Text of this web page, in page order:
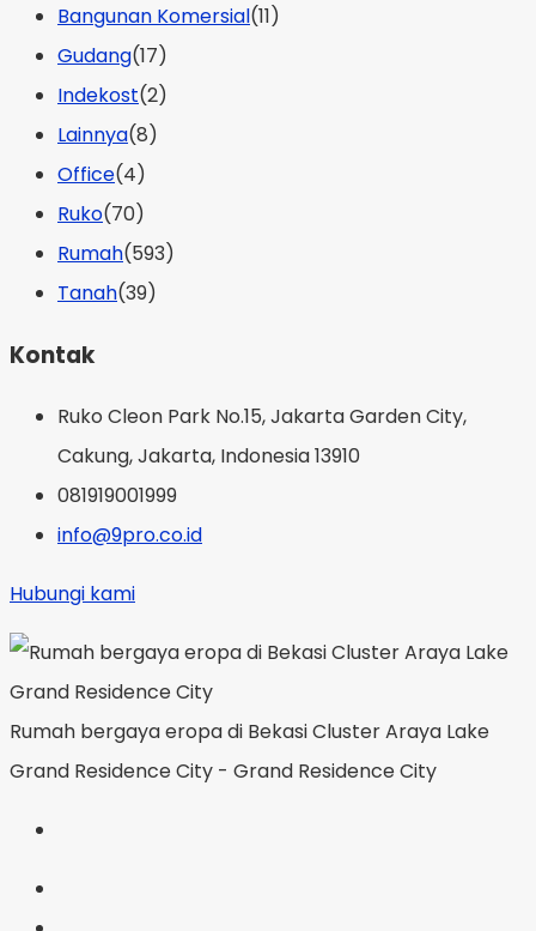
Bangunan Komersial(11)
Gudang(17)
Indekost(2)
Lainnya(8)
Office(4)
Ruko(70)
Rumah(593)
Tanah(39)
Kontak
Ruko Cleon Park No.15, Jakarta Garden City,
Cakung, Jakarta, Indonesia 13910
081919001999
info@9pro.co.id
Hubungi kami
Rumah bergaya eropa di Bekasi Cluster Araya Lake
Grand Residence City - Grand Residence City